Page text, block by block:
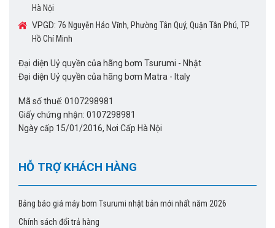
Hà Nội
VPGD: 76 Nguyễn Háo Vĩnh, Phường Tân Quý, Quận Tân Phú, TP
Hồ Chí Minh
Đại diện Uỷ quyền của hãng bơm Tsurumi - Nhật
Đại diện Uỷ quyền của hãng bơm Matra - Italy
Mã số thuế: 0107298981
Giấy chứng nhận: 0107298981
Ngày cấp 15/01/2016, Nơi Cấp Hà Nội
HỖ TRỢ KHÁCH HÀNG
Bảng báo giá máy bơm Tsurumi nhật bản mới nhất năm 2026
Chính sách đổi trả hàng